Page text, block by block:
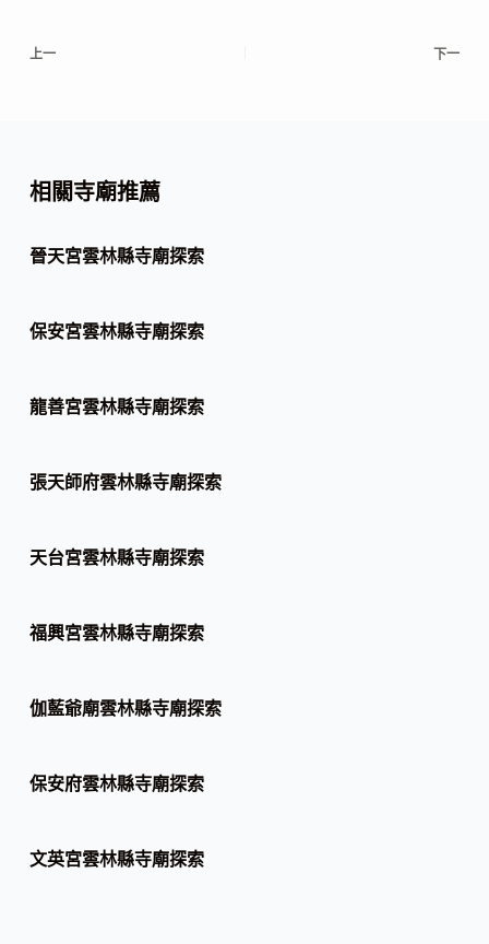
上一 下一
相關寺廟推薦
晉天宮雲林縣寺廟探索
保安宮雲林縣寺廟探索
龍善宮雲林縣寺廟探索
張天師府雲林縣寺廟探索
天台宮雲林縣寺廟探索
福興宮雲林縣寺廟探索
伽藍爺廟雲林縣寺廟探索
保安府雲林縣寺廟探索
文英宮雲林縣寺廟探索